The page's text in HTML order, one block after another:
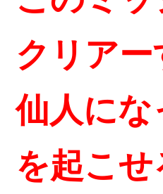
クリアー
仙人に
を起こ